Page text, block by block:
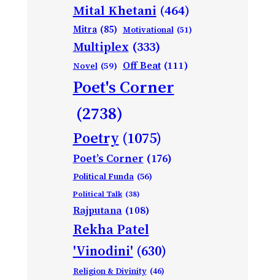
Mital Khetani (464)
Mitra (85) Motivational (51)
Multiplex (333)
Novel (59) Off Beat (111)
Poet's Corner
(2738)
Poetry (1075)
Poet’s Corner (176)
Political Funda (56)
Political Talk (38)
Rajputana (108)
Rekha Patel
'Vinodini' (630)
Religion & Divinity (46)